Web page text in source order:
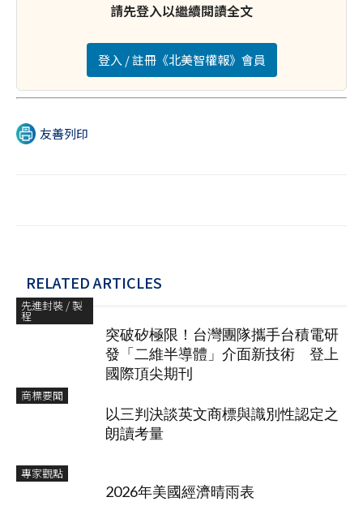
請先登入以繼續閱讀全文
登入 / 註冊《北美智權報》會員
友善列印
RELATED ARTICLES
先進封裝 / 製
程
突破矽極限！台灣團隊攜手台積電研
發「二維半導體」介面新技術 登上
國際頂尖期刊
商標要聞
以三判決談英文商標與識別性認定之
朗讀考量
專家觀點
2026年美國經濟晴雨表